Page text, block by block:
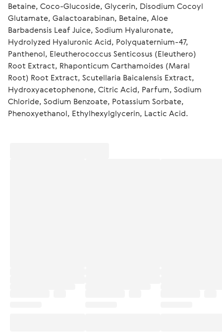
Betaine, Coco-Glucoside, Glycerin, Disodium Cocoyl
Glutamate, Galactoarabinan, Betaine, Aloe
Barbadensis Leaf Juice, Sodium Hyaluronate,
Hydrolyzed Hyaluronic Acid, Polyquaternium-47,
Panthenol, Eleutherococcus Senticosus (Eleuthero)
Root Extract, Rhaponticum Carthamoides (Maral
Root) Root Extract, Scutellaria Baicalensis Extract,
Hydroxyacetophenone, Citric Acid, Parfum, Sodium
Chloride, Sodium Benzoate, Potassium Sorbate,
Phenoxyethanol, Ethylhexylglycerin, Lactic Acid.